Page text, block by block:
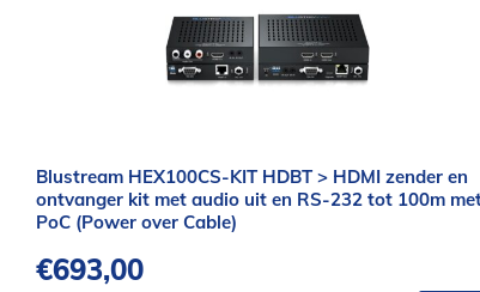
Blustream HEX100CS-KIT HDBT > HDMI zender en
ontvanger kit met audio uit en RS-232 tot 100m
PoC (Power over Cable)
€693,00